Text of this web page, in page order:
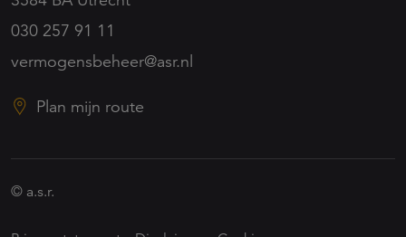
030 257 91 11
vermogensbeheer@asr.nl
Plan mijn route
© a.s.r.